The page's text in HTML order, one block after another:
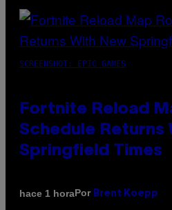
SCREENSHOT: EPIC GAMES
Fortnite Reload
Schedule Returns
Springfield Times
hace 1 horaPor Brent Koepp